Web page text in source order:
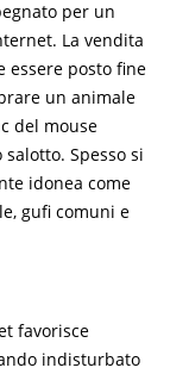
per un
La vendita
essere posto fine
un animale
del mouse
Spesso si
idonea come
gufi comuni e
favorisce
indisturbato